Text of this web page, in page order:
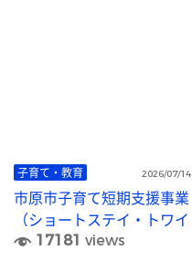
子育て・教育 2026/07/14
市原市子育て短期支援事業
（ショートステイ・トワイ
ライトステイ）
17181 views